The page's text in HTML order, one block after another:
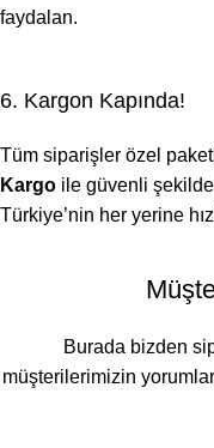
faydalan.
6. Kargon Kapında!
Tüm siparişler özel
Kargo ile güvenli
Türkiye’nin her yerine
Burada bizden
müşterilerimizin